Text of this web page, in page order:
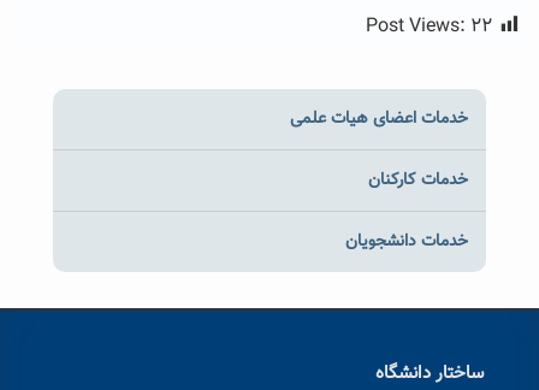
Post Views: ۲۲
خدمات اعضای هیات علمی
خدمات کارکنان
خدمات دانشجویان
ساختار دانشگاه